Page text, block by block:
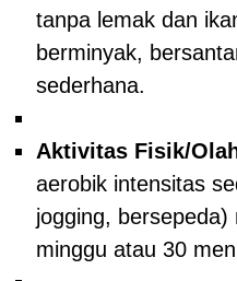
tanpa lemak dan
berminyak,
sederhana.
Aktivitas Fisik/
aerobik intensitas
jogging,
minggu atau 30